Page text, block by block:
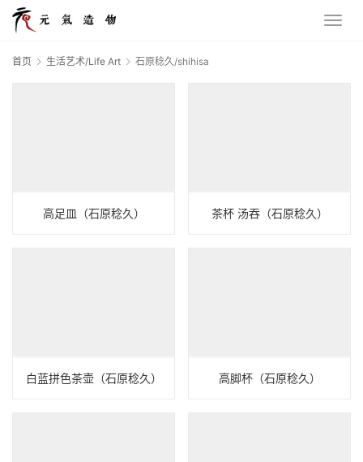
首页 生活艺术/Life Art 石原稔久/shihisa
高足皿（石原稔久） 茶杯 汤吞（石原稔久）
白蓝拼色茶壶（石原稔久） 高脚杯（石原稔久）